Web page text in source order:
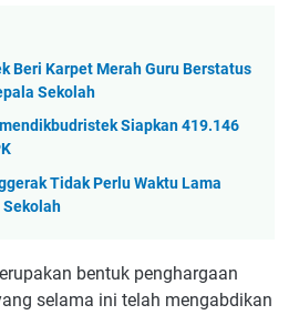
Beri Karpet Merah Guru Berstatus
Sekolah
Siapkan 419.146
Tidak Perlu Waktu Lama
bentuk penghargaan
selama ini telah mengabdikan